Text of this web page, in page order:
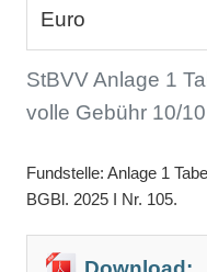
StBVV Anlage 1
volle Gebühr 10/10
Euro
Fundstelle: Anlage 1
BGBl. 2025 I Nr. 105.